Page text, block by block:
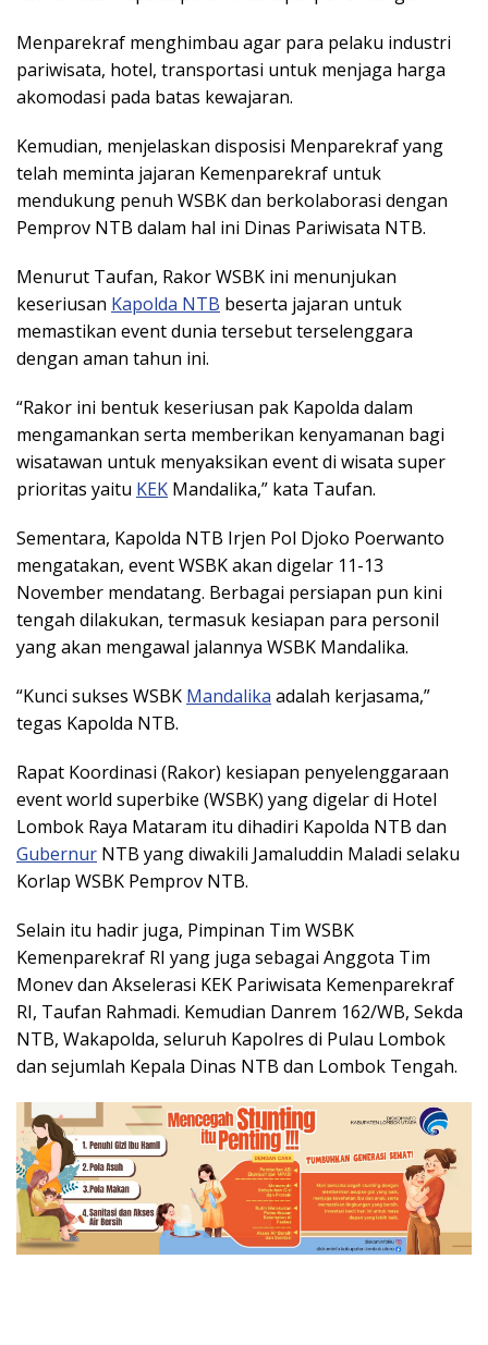
Menparekraf menghimbau agar para pelaku industri
pariwisata, hotel, transportasi untuk menjaga harga
akomodasi pada batas kewajaran.
Kemudian, menjelaskan disposisi Menparekraf yang
telah meminta jajaran Kemenparekraf untuk
mendukung penuh WSBK dan berkolaborasi dengan
Pemprov NTB dalam hal ini Dinas Pariwisata NTB.
Menurut Taufan, Rakor WSBK ini menunjukan
keseriusan Kapolda NTB beserta jajaran untuk
memastikan event dunia tersebut terselenggara
dengan aman tahun ini.
“Rakor ini bentuk keseriusan pak Kapolda dalam
mengamankan serta memberikan kenyamanan bagi
wisatawan untuk menyaksikan event di wisata super
prioritas yaitu KEK Mandalika,” kata Taufan.
Sementara, Kapolda NTB Irjen Pol Djoko Poerwanto
mengatakan, event WSBK akan digelar 11-13
November mendatang. Berbagai persiapan pun kini
tengah dilakukan, termasuk kesiapan para personil
yang akan mengawal jalannya WSBK Mandalika.
“Kunci sukses WSBK Mandalika adalah kerjasama,”
tegas Kapolda NTB.
Rapat Koordinasi (Rakor) kesiapan penyelenggaraan
event world superbike (WSBK) yang digelar di Hotel
Lombok Raya Mataram itu dihadiri Kapolda NTB dan
Gubernur NTB yang diwakili Jamaluddin Maladi selaku
Korlap WSBK Pemprov NTB.
Selain itu hadir juga, Pimpinan Tim WSBK
Kemenparekraf RI yang juga sebagai Anggota Tim
Monev dan Akselerasi KEK Pariwisata Kemenparekraf
RI, Taufan Rahmadi. Kemudian Danrem 162/WB, Sekda
NTB, Wakapolda, seluruh Kapolres di Pulau Lombok
dan sejumlah Kepala Dinas NTB dan Lombok Tengah.